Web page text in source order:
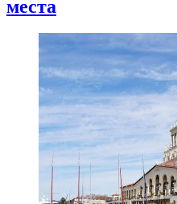
места